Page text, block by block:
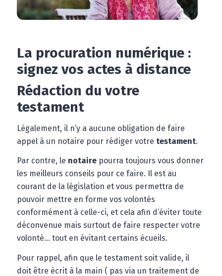
La procuration numérique :
signez vos actes à distance
Rédaction du votre
testament
Légalement, il n’y a aucune obligation de faire
appel à un notaire pour rédiger votre testament.
Par contre, le notairepourra toujours vous donner
les meilleurs conseils pour ce faire. Il est au
courant de la législation et vous permettra de
pouvoir mettre en forme vos volontés
conformément à celle-ci, et cela afin d’éviter toute
déconvenue mais surtout de faire respecter votre
volonté… tout en évitant certains écueils.
Pour rappel, afin que le testament soit valide, il
doit être écrit à la main ( pas via un traitement de